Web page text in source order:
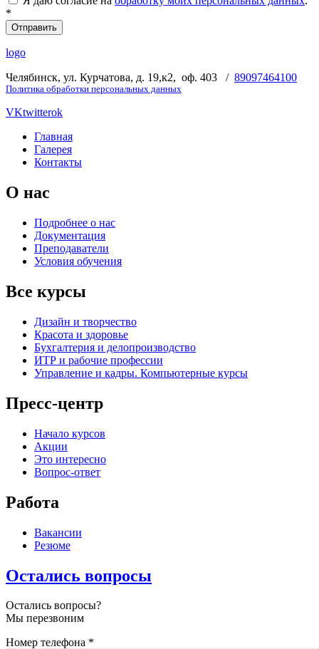
*
logo
Челябинск, ул. Курчатова, д. 19,к2, оф. 403 / 89097464100
Политика обработки персональных данных
VKtwitterok
Главная
Галерея
Контакты
О нас
Подробнее о нас
Документация
Преподаватели
Условия обучения
Все курсы
Дизайн и творчество
Красота и здоровье
Бухгалтерия и делопроизводство
ИТР и рабочие профессии
Управление и кадры. Компьютерные курсы
Пресс-центр
Начало курсов
Акции
Это интересно
Вопрос-ответ
Работа
Вакансии
Резюме
Остались вопросы
Остались вопросы?
Мы перезвоним
Номер телефона *